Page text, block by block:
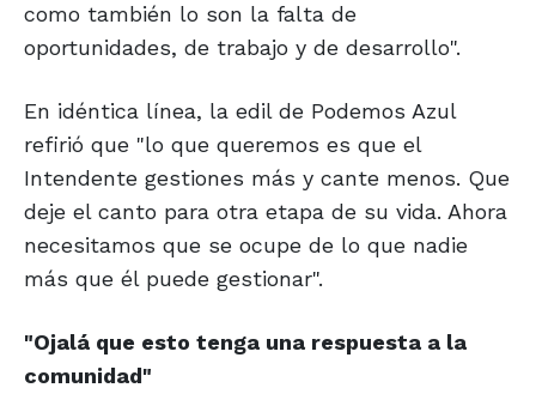
como también lo son la falta de
oportunidades, de trabajo y de desarrollo".
En idéntica línea, la edil de Podemos Azul
refirió que "lo que queremos es que el
Intendente gestiones más y cante menos. Que
deje el canto para otra etapa de su vida. Ahora
necesitamos que se ocupe de lo que nadie
más que él puede gestionar".
"Ojalá que esto tenga una respuesta a la
comunidad"